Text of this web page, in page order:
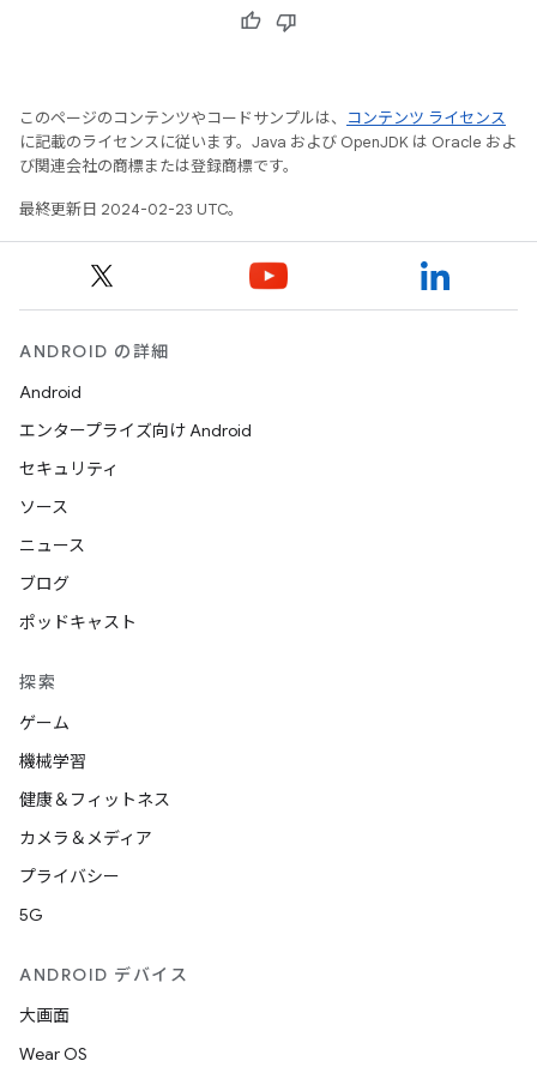
このページのコンテンツやコードサンプルは、
コンテンツ ライセンス
に記載のライセンスに従います。Java および OpenJDK は Oracle およ
び関連会社の商標または登録商標です。
最終更新日 2024-02-23 UTC。
ANDROID の詳細
Android
エンタープライズ向け Android
セキュリティ
ソース
ニュース
ブログ
ポッドキャスト
探索
ゲーム
機械学習
健康＆フィットネス
カメラ＆メディア
プライバシー
5G
ANDROID デバイス
大画面
Wear OS